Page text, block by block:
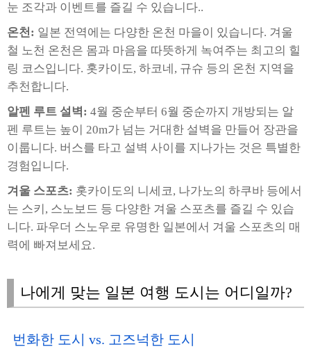
눈 조각과 이벤트를 즐길 수 있습니다..
온천: 일본 전역에는 다양한 온천 마을이 있습니다. 겨울
철 노천 온천은 몸과 마음을 따뜻하게 녹여주는 최고의 힐
링 코스입니다. 홋카이도, 하코네, 규슈 등의 온천 지역을
추천합니다.
알펜 루트 설벽: 4월 중순부터 6월 중순까지 개방되는 알
펜 루트는 높이 20m가 넘는 거대한 설벽을 만들어 장관을
이룹니다. 버스를 타고 설벽 사이를 지나가는 것은 특별한
경험입니다.
겨울 스포츠: 홋카이도의 니세코, 나가노의 하쿠바 등에서
는 스키, 스노보드 등 다양한 겨울 스포츠를 즐길 수 있습
니다. 파우더 스노우로 유명한 일본에서 겨울 스포츠의 매
력에 빠져보세요.
나에게 맞는 일본 여행 도시는 어디일까?
번화한 도시 vs. 고즈넉한 도시